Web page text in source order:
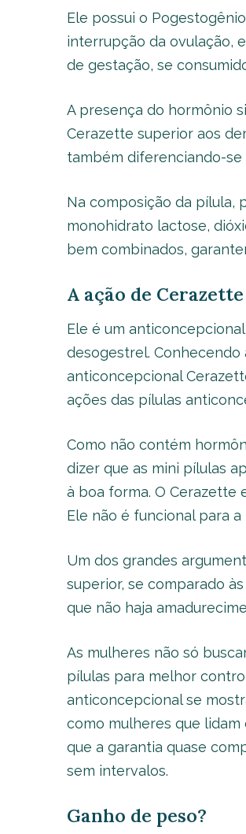
Ele possui o
interrupção da ovulação,
de gestação, se
A presença do hormônio
Cerazette superior aos
também diferenciando-se
Na composição da pílula,
monohidrato lactose,
bem combinados,
A ação de Cerazette
Ele é um
desogestrel. Conhecendo
anticoncepcional
ações das pílulas
Como não contém
dizer que as mini pílulas
à boa forma. O Cerazette
Ele não é funcional para
Um dos grandes
superior, se comparado
que não haja
As mulheres não só
pílulas para melhor
anticoncepcional se
como mulheres que
que a garantia quase
sem intervalos.
Ganho de peso?